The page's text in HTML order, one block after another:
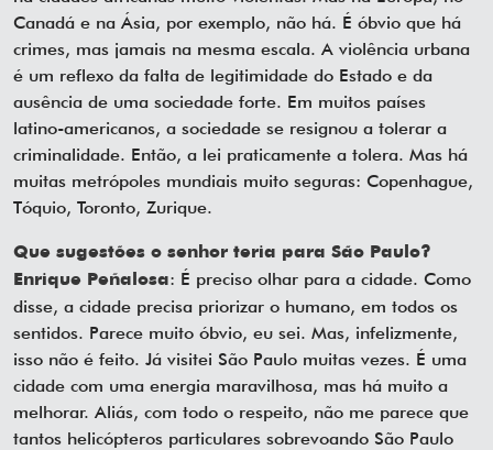
Canadá e na Ásia, por exemplo, não há. É óbvio que há
crimes, mas jamais na mesma escala. A violência urbana
é um reflexo da falta de legitimidade do Estado e da
ausência de uma sociedade forte. Em muitos países
latino-americanos, a sociedade se resignou a tolerar a
criminalidade. Então, a lei praticamente a tolera. Mas há
muitas metrópoles mundiais muito seguras: Copenhague,
Tóquio, Toronto, Zurique.
Que sugestões o senhor teria para São Paulo?
Enrique Peñalosa: É preciso olhar para a cidade. Como
disse, a cidade precisa priorizar o humano, em todos os
sentidos. Parece muito óbvio, eu sei. Mas, infelizmente,
isso não é feito. Já visitei São Paulo muitas vezes. É uma
cidade com uma energia maravilhosa, mas há muito a
melhorar. Aliás, com todo o respeito, não me parece que
tantos helicópteros particulares sobrevoando São Paulo